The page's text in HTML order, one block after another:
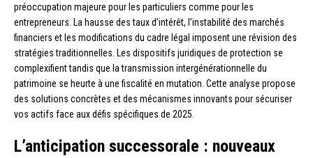
préoccupation majeure pour les particuliers comme pour les
entrepreneurs. La hausse des taux d’intérêt, l’instabilité des marchés
financiers et les modifications du cadre légal imposent une révision des
stratégies traditionnelles. Les dispositifs juridiques de protection se
complexifient tandis que la transmission intergénérationnelle du
patrimoine se heurte à une fiscalité en mutation. Cette analyse propose
des solutions concrètes et des mécanismes innovants pour sécuriser
vos actifs face aux défis spécifiques de 2025.
L’anticipation successorale : nouveaux